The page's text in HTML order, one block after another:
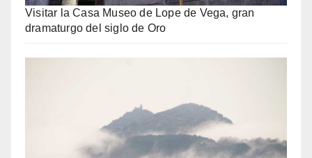
Visitar la Casa Museo de Lope de Vega, gran
dramaturgo del siglo de Oro